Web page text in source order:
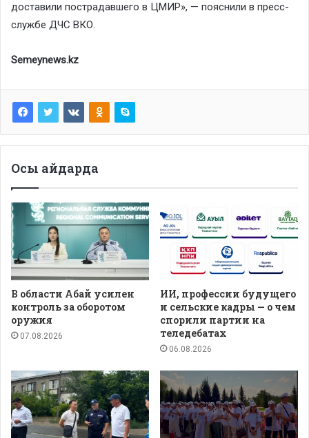
доставили пострадавшего в ЦМИР», — пояснили в пресс-
службе ДЧС ВКО.
Semeynews.kz
Осы айдарда
В области Абай усилен
контроль за оборотом
оружия
07.08.2026
ИИ, профессии будущего
и сельские кадры — о чем
спорили партии на
теледебатах
06.08.2026